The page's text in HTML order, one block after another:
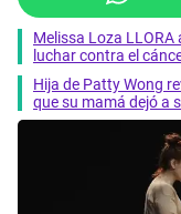
Melissa Loza LLORA
luchar contra el
Hija de Patty Wong
que su mamá dejó a